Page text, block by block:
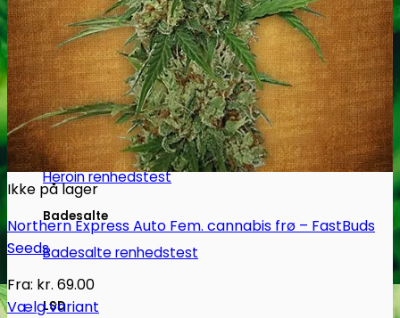
Ecstasy
Ecstasy renhedstest
Heroin
Heroin renhedstest
Badesalte
Badesalte renhedstest
LSD
Ikke på lager
Northern Express Auto Fem. cannabis frø – FastBuds
Seeds
Fra: kr. 69.00
Vælg variant